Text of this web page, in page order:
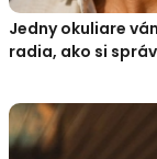
Jedny okuliare
radia, ako si